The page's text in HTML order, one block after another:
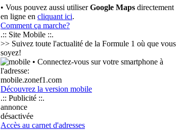
• Vous pouvez aussi utiliserGoogle Maps directement
en ligne en cliquant ici.
Comment ça marche?
.:: Site Mobile ::.
>> Suivez toute l'actualité de la Formule 1 où que vous
soyez!
• Connectez-vous sur votre smartphone à
l'adresse:
mobile.zonef1.com
Découvrez la version mobile
.:: Publicité ::.
annonce
désactivée
Accès au carnet d'adresses